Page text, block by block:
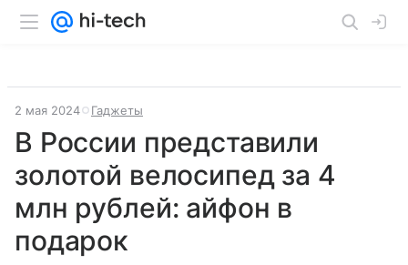
2 мая 2024 Гаджеты
В России представили
золотой велосипед за 4
млн рублей: айфон в
подарок